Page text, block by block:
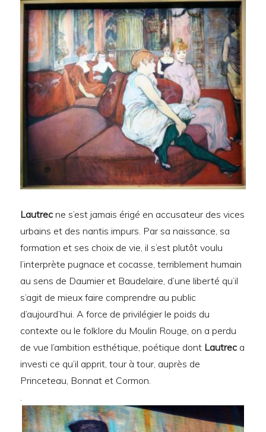
Lautrec ne s’est jamais érigé en accusateur des vices
urbains et des nantis impurs. Par sa naissance, sa
formation et ses choix de vie, il s’est plutôt voulu
l’interprète pugnace et cocasse, terriblement humain
au sens de Daumier et Baudelaire, d’une liberté qu’il
s’agit de mieux faire comprendre au public
d’aujourd’hui. A force de privilégier le poids du
contexte ou le folklore du Moulin Rouge, on a perdu
de vue l’ambition esthétique, poétique dont Lautrec a
investi ce qu’il apprit, tour à tour, auprès de
Princeteau, Bonnat et Cormon.
.